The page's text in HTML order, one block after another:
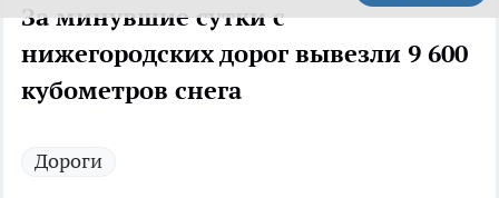
За минувшие сутки с
нижегородских дорог вывезли 9 600
кубометров снега
Дороги